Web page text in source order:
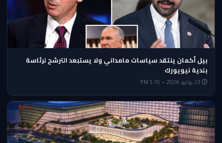
بيل أكمان ينتقد سياسات مامداني ولا يستبعد الترشح لرئاسة
بلدية نيويورك